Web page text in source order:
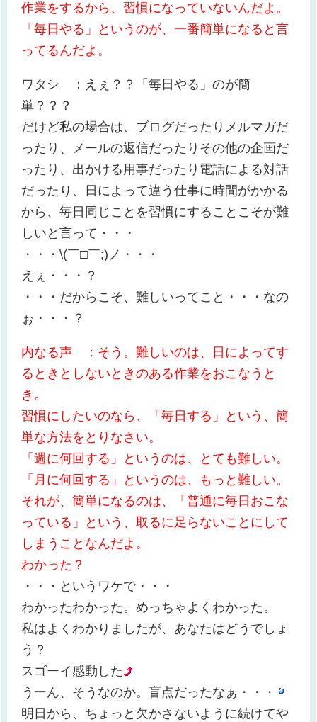
作業をするから、習慣になっていないんだよ。
「毎日やる」というのが、一番簡単になると言
ってるんだよ。
ワタシ ：えぇ？？「毎日やる」のが簡
単？？？
だけど私の場合は、ブログだったりメルマガだ
ったり、メールの返信だったりその他の企画だ
ったり、出かける用事だったり電話による対話
だったり、日によって違う仕事に時間がかかる
から、毎日同じことを習慣にすることこそが難
しいと言って・・・
・・・\(￣□￣;)ノ・・・
えぇ・・・？
・・・だからこそ、難しいってこと・・・なの
ぉ・・・？
内なる声 ：そう。難しいのは、日によってす
るときとしないときのある作業をおこなうと
き。
習慣にしたいのなら、「毎日する」という、簡
単な方法をとりなさい。
「週に何回する」というのは、とても難しい。
「月に何回する」というのは、もっと難しい。
それが、簡単になるのは、「普通に毎日おこな
っている」という、取るに足らないことにして
しまうことなんだよ。
わかった？
・・・というワケで・・・
わかったわかった。めっちゃよくわかった。
私はよくわかりましたが、あなたはどうでしょ
う？
スゴーイ感動した
うーん、そうなのか。盲点だったなぁ・・・
明日から、ちょっと欠かさないように続けてや